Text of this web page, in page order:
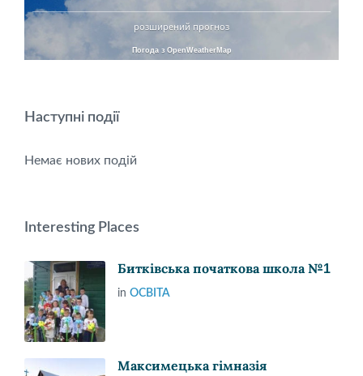
розширений прогноз
Погода з OpenWeatherMap
Наступні події
Немає нових подій
Interesting Places
Битківська початкова школа №1
in ОСВІТА
Максимецька гімназія